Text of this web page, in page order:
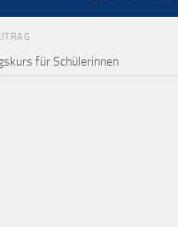
für Schülerinnen